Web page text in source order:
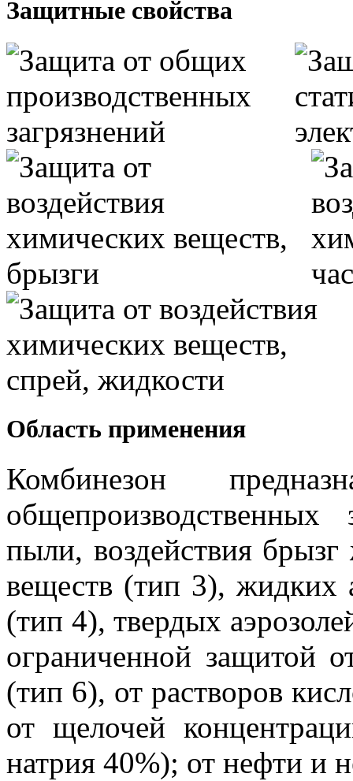
Защитные свойства
Область применения
Комбинезон
общепроизводственных
пыли, воздействия
веществ (тип 3), жидких
(тип 4), твердых
ограниченной защитой
(тип 6), от растворов
от щелочей
натрия 40%); от нефти и